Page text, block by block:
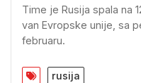
Time je Rusija spala na
van Evropske unije, sa
februaru.
rusija